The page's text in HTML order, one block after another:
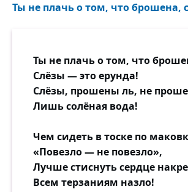
Ты не плачь о том, что брошена,
Ты не плачь о том, что
Слёзы — это ерунда!
Слёзы, прошены ль, не
Лишь солёная вода!
Чем сидеть в тоске по
«Повезло — не повезло»,
Лучше стиснуть сердце
Всем терзаниям назло!